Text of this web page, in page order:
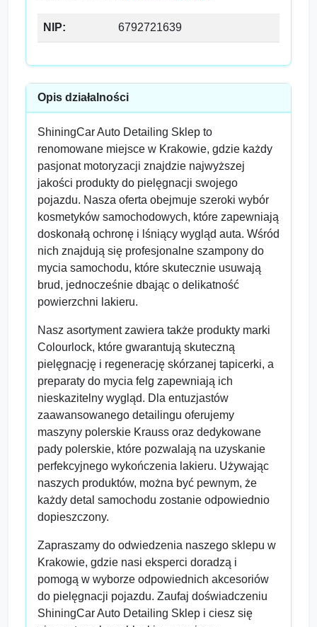
NIP: 6792721639
Opis działalności
ShiningCar Auto Detailing Sklep to
renomowane miejsce w Krakowie, gdzie każdy
pasjonat motoryzacji znajdzie najwyższej
jakości produkty do pielęgnacji swojego
pojazdu. Nasza oferta obejmuje szeroki wybór
kosmetyków samochodowych, które zapewniają
doskonałą ochronę i lśniący wygląd auta. Wśród
nich znajdują się profesjonalne szampony do
mycia samochodu, które skutecznie usuwają
brud, jednocześnie dbając o delikatność
powierzchni lakieru.
Nasz asortyment zawiera także produkty marki
Colourlock, które gwarantują skuteczną
pielęgnację i regenerację skórzanej tapicerki, a
preparaty do mycia felg zapewniają ich
nieskazitelny wygląd. Dla entuzjastów
zaawansowanego detailingu oferujemy
maszyny polerskie Krauss oraz dedykowane
pady polerskie, które pozwalają na uzyskanie
perfekcyjnego wykończenia lakieru. Używając
naszych produktów, można być pewnym, że
każdy detal samochodu zostanie odpowiednio
dopieszczony.
Zapraszamy do odwiedzenia naszego sklepu w
Krakowie, gdzie nasi eksperci doradzą i
pomogą w wyborze odpowiednich akcesoriów
do pielęgnacji pojazdu. Zaufaj doświadczeniu
ShiningCar Auto Detailing Sklep i ciesz się